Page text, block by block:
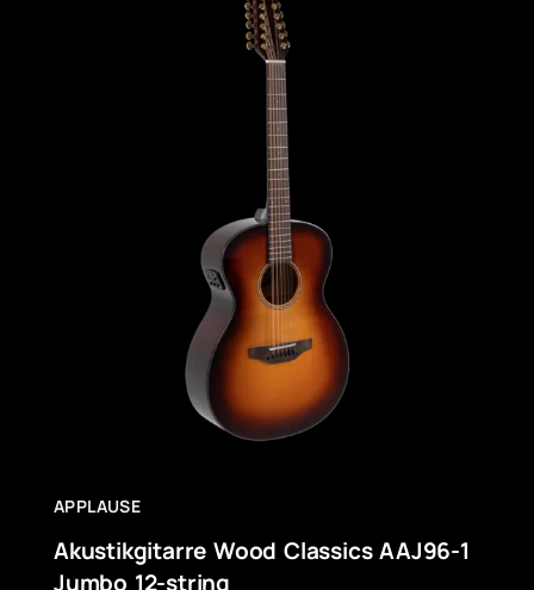
APPLAUSE
Akustikgitarre Wood Classics AAJ96-1
Jumbo 12-string